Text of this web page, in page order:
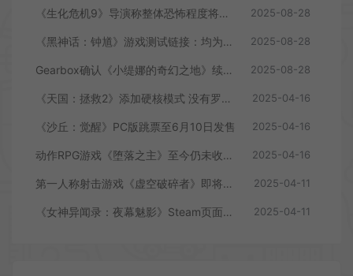
《生化危机9》导演称整体恐怖程度将进一步提升 2025-08-28
《黑神话：钟馗》游戏测试链接：均为骗子 2025-08-28
Gearbox确认《小缇娜的奇幻之地》续作正在开发中 2025-08-28
《天国：拯救2》添加硬核模式 没有罗盘和快速旅行 2025-04-16
《沙丘：觉醒》PC版跳票至6月10日发售 2025-04-16
动作RPG游戏《堕落之主》至今仍未收回成本 2025-04-16
第一人称射击游戏《虚空破碎者》即将多平台上线 2025-04-11
《女神异闻录：夜幕魅影》Steam页面上线 2025-04-11